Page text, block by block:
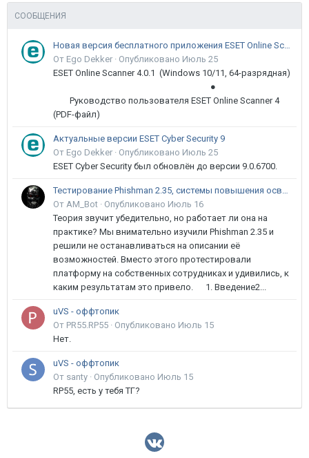
СООБЩЕНИЯ
Новая версия бесплатного приложения ESET Online Scanner доступна пользователям
От Ego Dekker · Опубликовано Июль 25
ESET Online Scanner 4.0.1 (Windows 10/11, 64-разрядная)
●
Руководство пользователя ESET Online Scanner 4
(PDF-файл)
Актуальные версии ESET Cyber Security 9
От Ego Dekker · Опубликовано Июль 25
ESET Cyber Security был обновлён до версии 9.0.6700.
Тестирование Phishman 2.35, системы повышения осведомлённости пользователей в сфере ИБ
От AM_Bot · Опубликовано Июль 16
Теория звучит убедительно, но работает ли она на
практике? Мы внимательно изучили Phishman 2.35 и
решили не останавливаться на описании её
возможностей. Вместо этого протестировали
платформу на собственных сотрудниках и удивились, к
каким результатам это привело. 1. Введение2...
uVS - оффтопик
От PR55.RP55 · Опубликовано Июль 15
Нет.
uVS - оффтопик
От santy · Опубликовано Июль 15
RP55, есть у тебя ТГ?